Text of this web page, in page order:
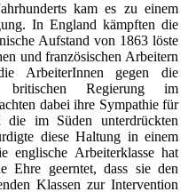
kam es zu einem
In England kämpften die
Aufstand von 1863 löste
und französischen Arbeitern
ArbeiterInnen gegen die
britischen Regierung im
dabei ihre Sympathie für
im Süden unterdrückten
diese Haltung in einem
Arbeiterklasse hat
Ehre geerntet, dass sie den
Klassen zur Intervention